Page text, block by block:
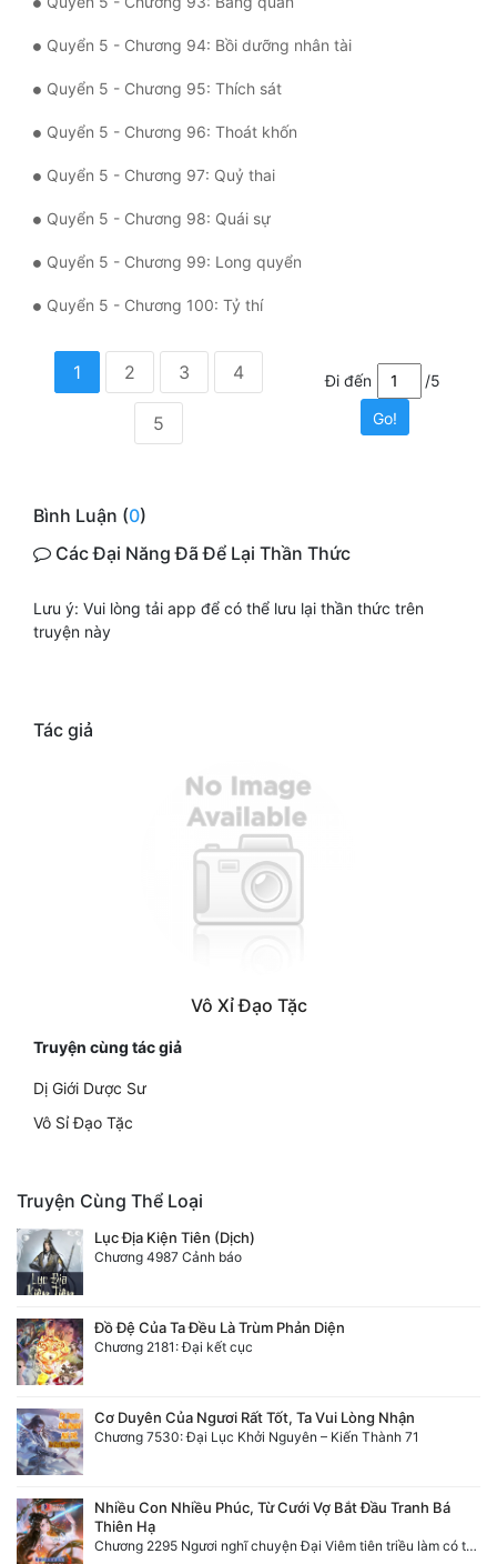
Quyển 5 - Chương 94: Bồi dưỡng nhân tài
Quyển 5 - Chương 95: Thích sát
Quyển 5 - Chương 96: Thoát khốn
Quyển 5 - Chương 97: Quỷ thai
Quyển 5 - Chương 98: Quái sự
Quyển 5 - Chương 99: Long quyển
Quyển 5 - Chương 100: Tỷ thí
1 2 3 4
5
Đi đến
/5
Go!
Bình Luận (0)
Các Đại Năng Đã Để Lại Thần Thức
Lưu ý: Vui lòng tải app để có thể lưu lại thần thức trên
truyện này
Tác giả
Vô Xỉ Đạo Tặc
Truyện cùng tác giả
Dị Giới Dược Sư
Vô Sỉ Đạo Tặc
Truyện Cùng Thể Loại
Lục Địa Kiện Tiên (Dịch)
Chương 4987 Cảnh báo
Đồ Đệ Của Ta Đều Là Trùm Phản Diện
Chương 2181: Đại kết cục
Cơ Duyên Của Ngươi Rất Tốt, Ta Vui Lòng Nhận
Chương 7530: Đại Lục Khởi Nguyên – Kiến Thành 71
Nhiều Con Nhiều Phúc, Từ Cưới Vợ Bắt Đầu Tranh Bá
Thiên Hạ
Chương 2295 Ngươi nghĩ chuyện Đại Viêm tiên triều làm có thể giấu được thiên hạ sao?